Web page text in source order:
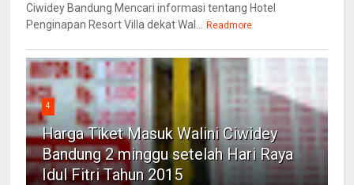
Ciwidey Bandung Mencari informasi tentang Hotel
Penginapan Resort Villa dekat Wal...
Readmore
4
Harga Tiket Masuk Walini Ciwidey
Bandung 2 minggu setelah Hari Raya
Idul Fitri Tahun 2015